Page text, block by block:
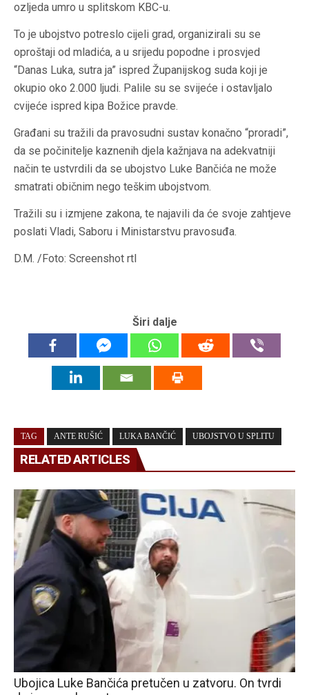
ozljeda umro u splitskom KBC-u.
To je ubojstvo potreslo cijeli grad, organizirali su se
oproštaji od mladića, a u srijedu popodne i prosvjed
“Danas Luka, sutra ja” ispred Županijskog suda koji je
okupio oko 2.000 ljudi. Palile su se svijeće i ostavljalo
cvijeće ispred kipa Božice pravde.
Građani su tražili da pravosudni sustav konačno “proradi”,
da se počinitelje kaznenih djela kažnjava na adekvatniji
način te ustvrdili da se ubojstvo Luke Bančića ne može
smatrati običnim nego teškim ubojstvom.
Tražili su i izmjene zakona, te najavili da će svoje zahtjeve
poslati Vladi, Saboru i Ministarstvu pravosuđa.
D.M. /Foto: Screenshot rtl
Širi dalje
TAG ANTE RUŠIĆ LUKA BANČIĆ UBOJSTVO U SPLITU
RELATED ARTICLES
Ubojica Luke Bančića pretučen u zatvoru. On tvrdi